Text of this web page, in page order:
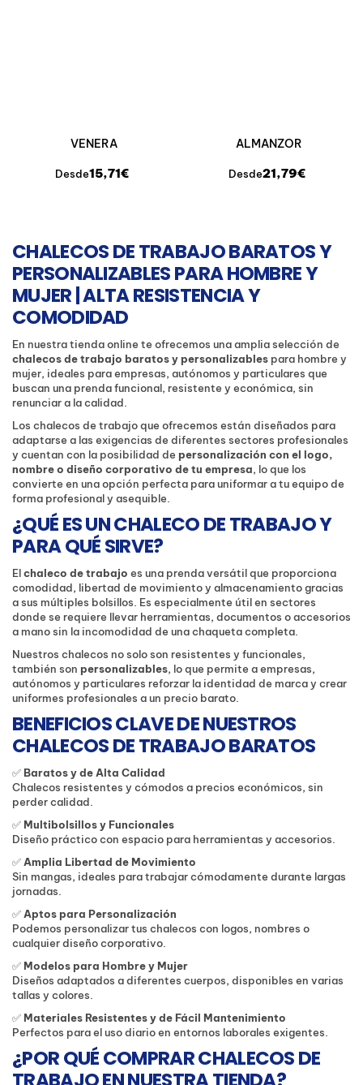
VENERA
Desde15,71€
ALMANZOR
Desde21,79€
CHALECOS DE TRABAJO BARATOS Y
PERSONALIZABLES PARA HOMBRE Y
MUJER | ALTA RESISTENCIA Y
COMODIDAD
En nuestra tienda online te ofrecemos una amplia selección de
chalecos de trabajo baratos y personalizables para hombre y
mujer, ideales para empresas, autónomos y particulares que
buscan una prenda funcional, resistente y económica, sin
renunciar a la calidad.
Los chalecos de trabajo que ofrecemos están diseñados para
adaptarse a las exigencias de diferentes sectores profesionales
y cuentan con la posibilidad de personalización con el logo,
nombre o diseño corporativo de tu empresa, lo que los
convierte en una opción perfecta para uniformar a tu equipo de
forma profesional y asequible.
¿QUÉ ES UN CHALECO DE TRABAJO Y
PARA QUÉ SIRVE?
Elchaleco de trabajo es una prenda versátil que proporciona
comodidad, libertad de movimiento y almacenamiento gracias
a sus múltiples bolsillos. Es especialmente útil en sectores
donde se requiere llevar herramientas, documentos o accesorios
a mano sin la incomodidad de una chaqueta completa.
Nuestros chalecos no solo son resistentes y funcionales,
también son personalizables, lo que permite a empresas,
autónomos y particulares reforzar la identidad de marca y crear
uniformes profesionales a un precio barato.
BENEFICIOS CLAVE DE NUESTROS
CHALECOS DE TRABAJO BARATOS
✅ Baratos y de Alta Calidad
Chalecos resistentes y cómodos a precios económicos, sin
perder calidad.
✅ Multibolsillos y Funcionales
Diseño práctico con espacio para herramientas y accesorios.
✅Amplia Libertad de Movimiento
Sin mangas, ideales para trabajar cómodamente durante largas
jornadas.
✅Aptos para Personalización
Podemos personalizar tus chalecos con logos, nombres o
cualquier diseño corporativo.
✅ Modelos para Hombre y Mujer
Diseños adaptados a diferentes cuerpos, disponibles en varias
tallas y colores.
✅ Materiales Resistentes y de Fácil Mantenimiento
Perfectos para el uso diario en entornos laborales exigentes.
¿POR QUÉ COMPRAR CHALECOS DE